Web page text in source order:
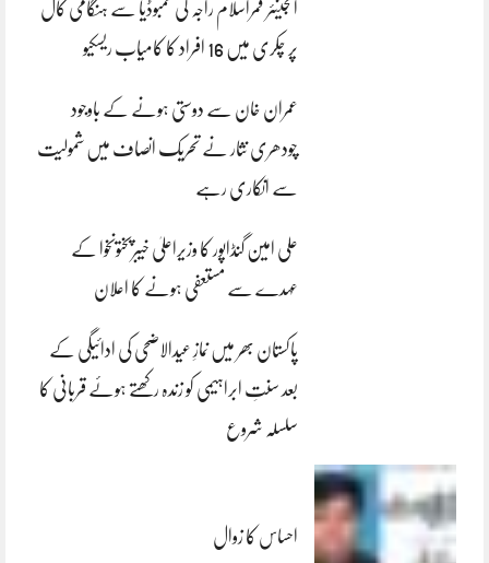
انجینئر قمراسلام راجہ کی کمبوڈیا سے ہنگامی کال
پر چکری میں 16 افراد کا کامیاب ریسکیو
عمران خان سے دوستی ہونے کے باوجود
چودھری نثار نے تحریک انصاف میں شمولیت
سے انکاری رہے
علی امین گنڈاپور کا وزیراعلیٰ خیبرپختونخوا کے
عہدے سے مستعفی ہونے کا اعلان
پاکستان بھر میں نمازِ عیدالاضحی کی ادائیگی کے
بعد سنتِ ابراہیمی کو زندہ رکھتے ہوئے قربانی کا
سلسلہ شروع
احساس کا زوال